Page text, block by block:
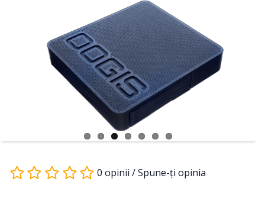
0 opinii /Spune-ţi opinia